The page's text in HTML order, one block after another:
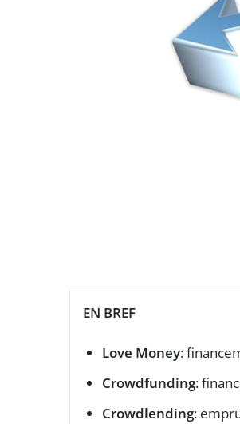
EN BREF
Love Money:
Crowdfunding:
Crowdlending: